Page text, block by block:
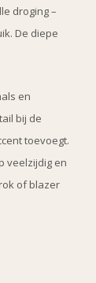
droging –
De diepe
en
bij de
toevoegt.
veelzijdig en
of blazer